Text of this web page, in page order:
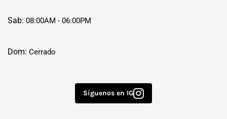
Sab: 08:00AM - 06:00PM
Dom: Cerrado
Síguenos en IG